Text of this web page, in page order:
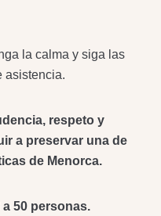
la calma y siga las
asistencia.
respeto y
a preservar una de
de Menorca.
50 personas.